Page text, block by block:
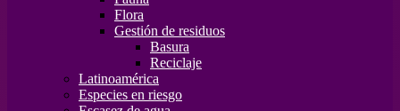
Flora
Gestión de residuos
Basura
Reciclaje
Latinoamérica
Especies en riesgo